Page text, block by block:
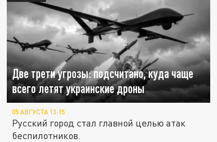
Две трети угрозы: подсчитано, куда чаще
всего летят украинские дроны
05 АВГУСТА 13:15
Русский город стал главной целью атак
беспилотников.